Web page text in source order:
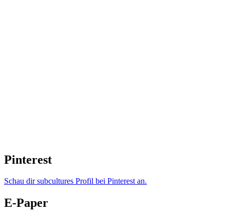
Pinterest
Schau dir subcultures Profil bei Pinterest an.
E-Paper